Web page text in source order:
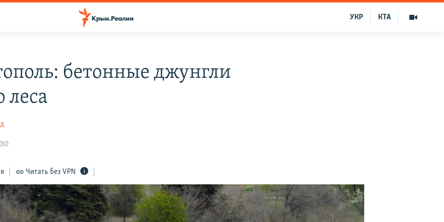
КТА
УКР
бетонные джунгли
леса
Читать без VPN